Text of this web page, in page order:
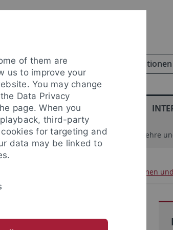
EINRICHTUNGEN
Forschung Welcome Center Lehre
Ankommen
of them are
us to improve your
You may change
Data Privacy
page. When you
third-party
for targeting and
data may be linked to